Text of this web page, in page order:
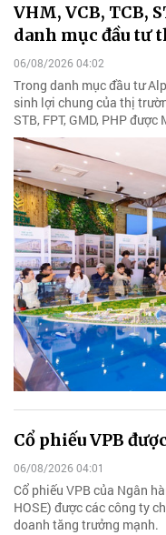
VHM, VCB, TCB,
danh mục đầu tư
06/08/2026 04:02
Trong danh mục đầu tư
sinh lợi chung của thị
STB, FPT, GMD, PHP được
Cổ phiếu VPB
06/08/2026 04:01
Cổ phiếu VPB của Ngân
HOSE) được các công ty
doanh tăng trưởng mạnh.